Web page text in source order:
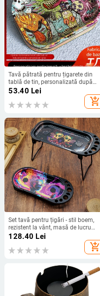
Tavă pătrată pentru țigarete din
tablă de tin, personalizată după
desene, cu imprimare de logo și
53.40 Lei
add_shopping_cart
Set tavă pentru țigări - stil boem,
rezistent la vânt, masă de lucru
operațională, siglă Can
128.40 Lei
add_shopping_cart